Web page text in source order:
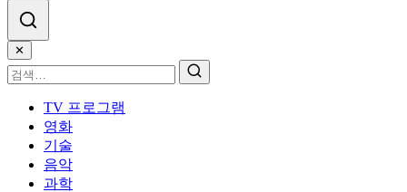
✕
TV 프로그램
영화
기술
음악
과학